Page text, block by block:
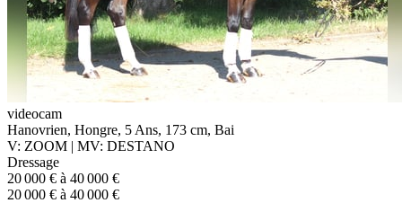
videocam
Hanovrien, Hongre, 5 Ans, 173 cm, Bai
V: ZOOM | MV: DESTANO
Dressage
20 000 € à 40 000 €
20 000 € à 40 000 €